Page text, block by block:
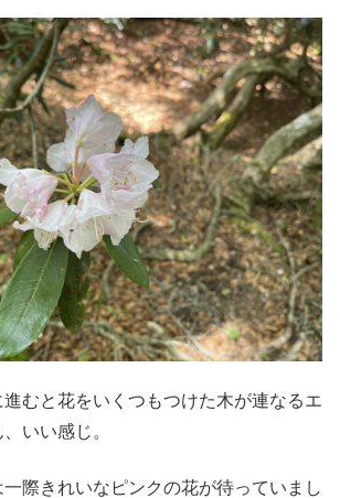
むと花をいくつもつけた木が連なるエ
いい感じ。
際きれいなピンクの花が待っていまし